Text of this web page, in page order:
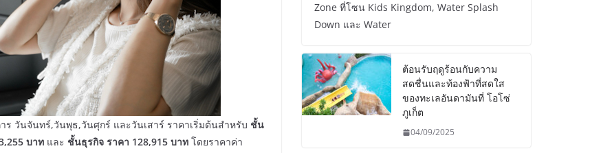
ร วันจันทร์,วันพุธ,วันศุกร์ และวันเสาร์ ราคาเริ่มต้นสำหรับ ชั้น
บาท และ ชั้นธุรกิจ ราคา 128,915 บาท โดยราคาค่า
Zone ที่โซน Kids Kingdom, Water Splash
Down และ Water
ต้อนรับฤดูร้อนกับความ
สดชื่นและท้องฟ้าที่สดใส
ของทะเลอันดามันที่ โอโซ่
ภูเก็ต
04/09/2025